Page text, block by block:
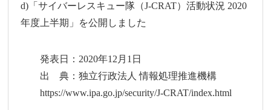
d)「サイバーレスキュー隊（J-CRAT）活動状況 2020
年度上半期」を公開しました
発表日：2020年12月1日
出 典：独立行政法人 情報処理推進機構
https://www.ipa.go.jp/security/J-CRAT/index.html